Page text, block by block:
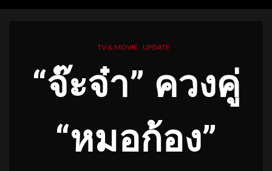
TV & MOVIE UPDATE
“จ๊ะจ๋า” ควงคู่
“หมอก้อง”